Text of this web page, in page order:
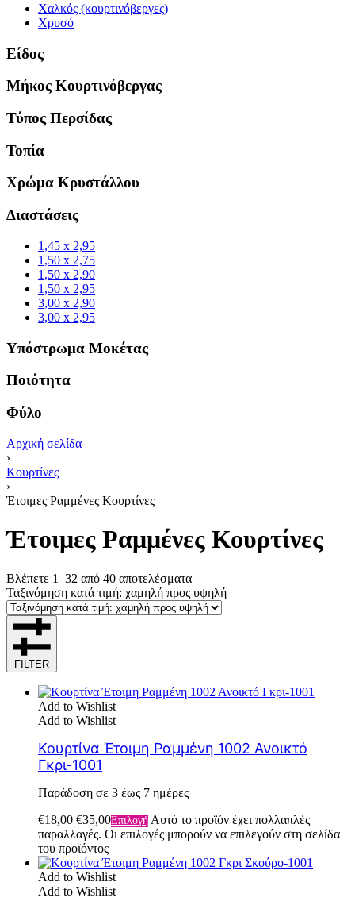
Χαλκός (κουρτινόβεργες)
Χρυσό
Είδος
Μήκος Κουρτινόβεργας
Τύπος Περσίδας
Τοπία
Χρώμα Κρυστάλλου
Διαστάσεις
1,45 x 2,95
1,50 x 2,75
1,50 x 2,90
1,50 x 2,95
3,00 x 2,90
3,00 x 2,95
Υπόστρωμα Μοκέτας
Ποιότητα
Φύλο
Αρχική σελίδα
›
Κουρτίνες
›
Έτοιμες Ραμμένες Κουρτίνες
Έτοιμες Ραμμένες Κουρτίνες
Βλέπετε 1–32 από 40 αποτελέσματα
Ταξινόμηση κατά τιμή: χαμηλή προς υψηλή
FILTER
Add to Wishlist
Add to Wishlist
Κουρτίνα Έτοιμη Ραμμένη 1002 Ανοικτό
Γκρι-1001
Παράδοση σε 3 έως 7 ημέρες
€18,00 €35,00Επιλογή Αυτό το προϊόν έχει πολλαπλές
παραλλαγές. Οι επιλογές μπορούν να επιλεγούν στη σελίδα
του προϊόντος
Add to Wishlist
Add to Wishlist